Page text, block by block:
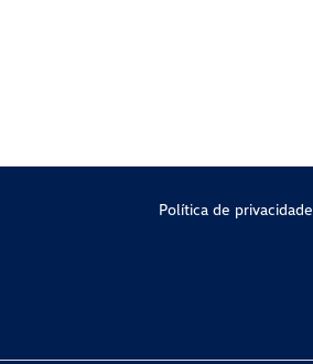
Política de privacidade